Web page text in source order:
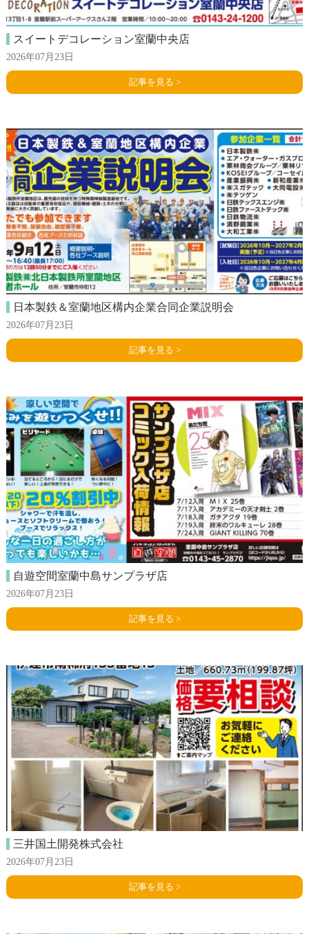
スイートデコレーション室蘭中央店
2026年07月23日
記事を見る >
日本製鉄＆室蘭地区構内企業合同企業説明会
2026年07月23日
記事を見る >
自遊空間室蘭中島サンプラザ店
2026年07月23日
記事を見る >
三井国土開発株式会社
2026年07月23日
記事を見る >